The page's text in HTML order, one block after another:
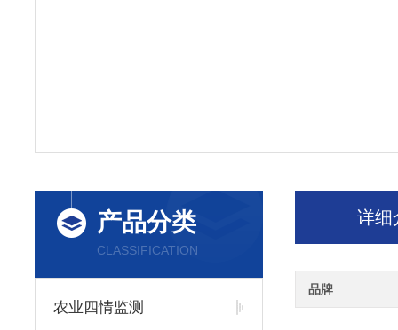
产品分类
CLASSIFICATION
农业四情监测
详细
品牌